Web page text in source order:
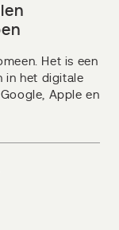
Het is een
in het digitale
Apple en